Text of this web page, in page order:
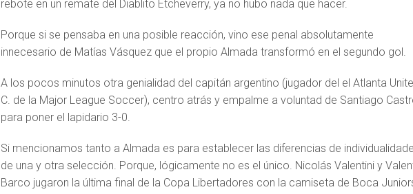
rebote en un remate del Diablito Etcheverry, ya no hubo nada que hacer.
Porque si se pensaba en una posible reacción, vino ese penal absolutamente
innecesario de Matías Vásquez que el propio Almada transformó en el segundo gol.
A los pocos minutos otra genialidad del capitán argentino (jugador del el Atlanta
C. de la Major League Soccer), centro atrás y empalme a voluntad de Santiago
para poner el lapidario 3-0.
Si mencionamos tanto a Almada es para establecer las diferencias de
de una y otra selección. Porque, lógicamente no es el único. Nicolás Valentini y
Barco jugaron la última final de la Copa Libertadores con la camiseta de Boca